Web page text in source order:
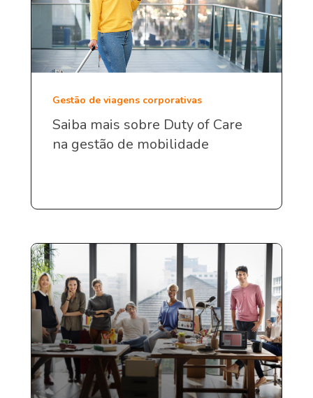
Gestão de viagens corporativas
Saiba mais sobre Duty of Care
na gestão de mobilidade